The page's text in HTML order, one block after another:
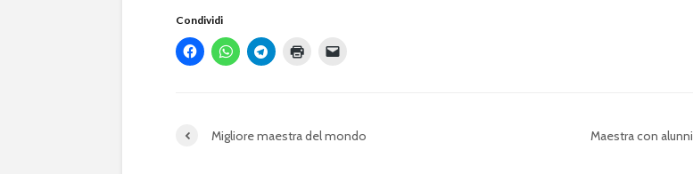
Condividi
Migliore maestra del mondo Maestra con alunni